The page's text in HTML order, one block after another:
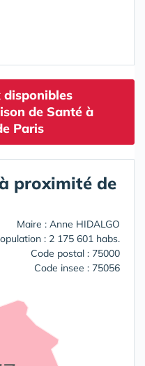
disponibles
de Santé à
Paris
proximité de
Maire : Anne HIDALGO
: 2 175 601 habs.
Code postal : 75000
Code insee : 75056